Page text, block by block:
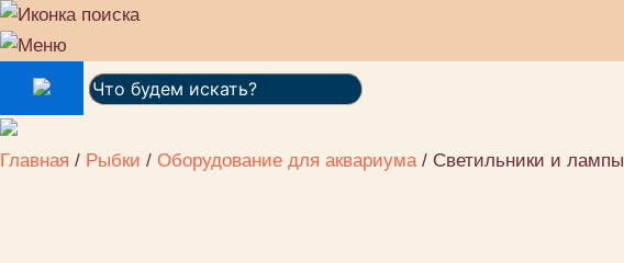
Поиск:
Главная / Рыбки / Оборудование для аквариума/ Светильники и лампы